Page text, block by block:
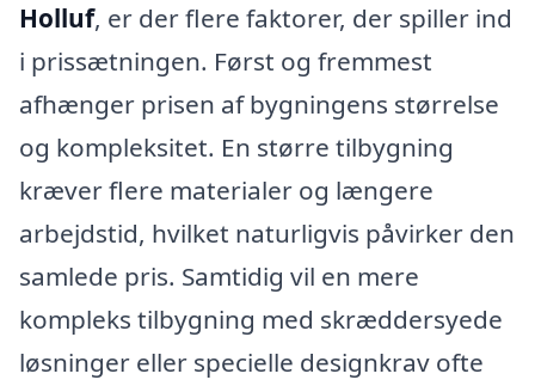
Holluf, er der flere faktorer, der spiller ind
i prissætningen. Først og fremmest
afhænger prisen af bygningens størrelse
og kompleksitet. En større tilbygning
kræver flere materialer og længere
arbejdstid, hvilket naturligvis påvirker den
samlede pris. Samtidig vil en mere
kompleks tilbygning med skræddersyede
løsninger eller specielle designkrav ofte